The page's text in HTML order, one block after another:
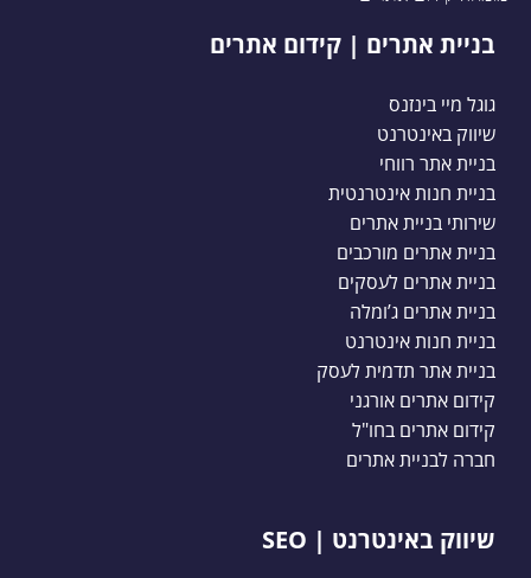
בניית אתרים | קידום אתרים
גוגל מיי בינזנס
שיווק באינטרנט
בניית אתר רווחי
בניית חנות אינטרנטית
שירותי בניית אתרים
בניית אתרים מורכבים
בניית אתרים לעסקים
בניית אתרים ג’ומלה
בניית חנות אינטרנט
בניית אתר תדמית לעסק
קידום אתרים אורגני
קידום אתרים בחו"ל
חברה לבניית אתרים
שיווק באינטרנט | SEO